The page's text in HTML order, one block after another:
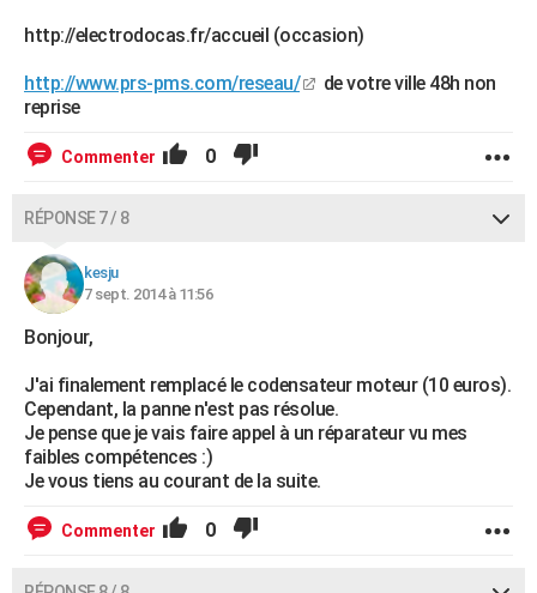
http://electrodocas.fr/accueil (occasion)
http://www.prs-pms.com/reseau/
de votre ville 48h non
reprise
Commenter 0
RÉPONSE 7 / 8
kesju
7 sept. 2014 à 11:56
Bonjour,
J'ai finalement remplacé le codensateur moteur (10 euros).
Cependant, la panne n'est pas résolue.
Je pense que je vais faire appel à un réparateur vu mes
faibles compétences :)
Je vous tiens au courant de la suite.
Commenter 0